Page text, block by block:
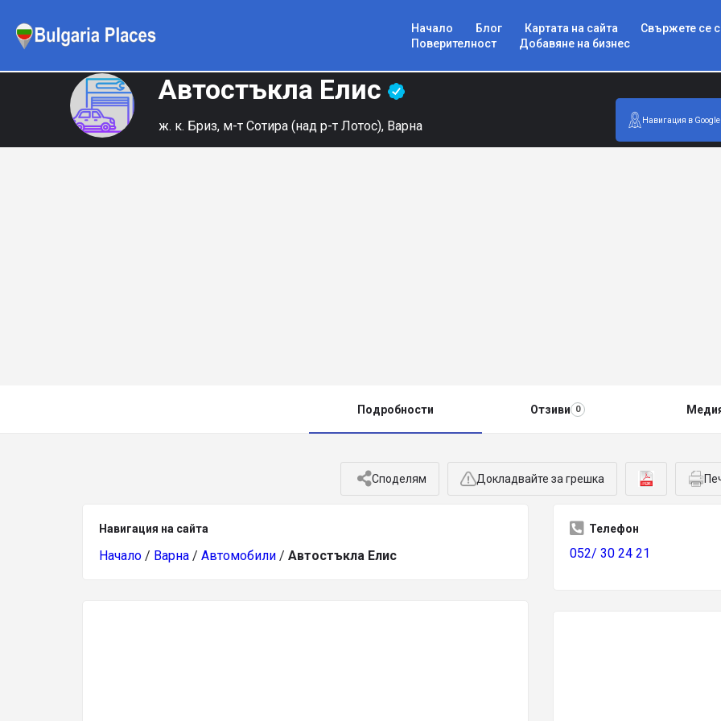
Начало Блог Картата на сайта
Свържете се
Поверителност
Добавяне на бизнес
Автостъкла Елис
ж. к. Бриз, м-т Сотира (над р-т Лотос), Варна Навигация в Google
Подробности Отзиви 0
Споделям Докладвайте за грешка
Навигация на сайта
Начало / Варна / Автомобили / Автостъкла Елис
Телефон
052/ 30 24 21